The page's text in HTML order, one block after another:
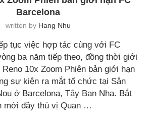
Barcelona
written by Hang Nhu
tục việc hợp tác cùng với FC
ba năm tiếp theo, đồng thời giới
10x Zoom Phiên bản giới hạn
sự kiện ra mắt tổ chức tại Sân
ở Barcelona, Tây Ban Nha. Bắt
mới đầy thú vị Quan …